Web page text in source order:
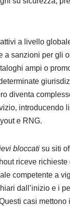
a livello
sanzioni per gli
ampi o
diventa
introducendo
e RNG.
bloccatisu siti
riceve
competente a
dall’inizio e i
casi mettono